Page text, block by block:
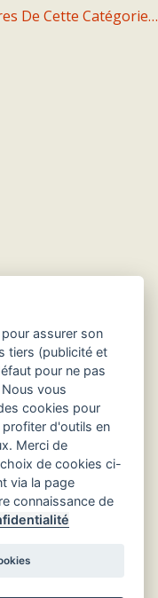
De Cette Catégorie…
assurer son
tiers (publicité et
pour ne pas
vous
cookies pour
profiter d'outils en
Merci de
de cookies ci-
via la page
connaissance de